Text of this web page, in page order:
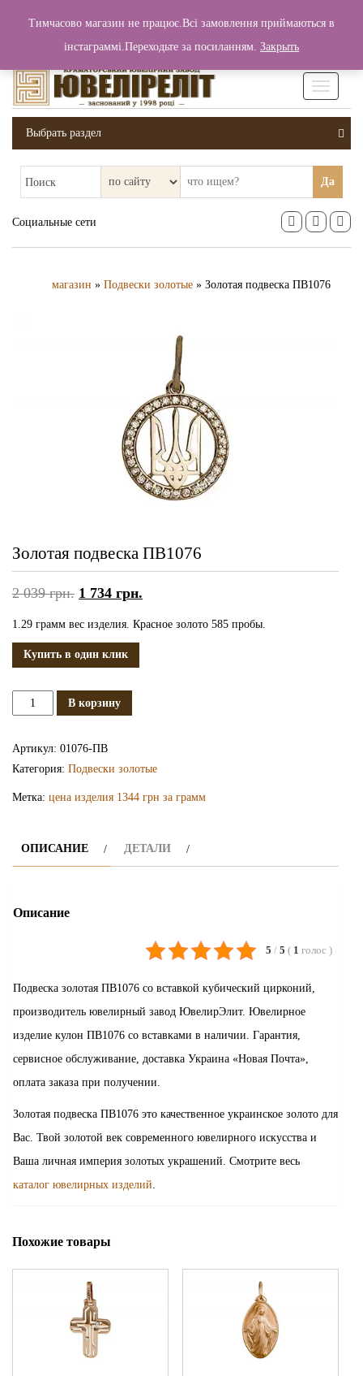
Вход / Регистрация 0 грн.
Выбрать раздел
Поиск Да
Социальные сети
магазин » Подвески золотые » Золотая подвеска ПВ1076
Золотая подвеска ПВ1076
2 039грн. 1 734 грн.
1.29 грамм вес изделия. Красное золото 585 пробы.
Купить в один клик
КоличествоВ корзину
Артикул: 01076-ПВ
Категория: Подвески золотые
Метка: цена изделия 1344 грн за грамм
ОПИСАНИЕ ДЕТАЛИ
Описание
5 / 5 ( 1 голос )
Подвеска золотая ПВ1076 со вставкой кубический цирконий,
производитель ювелирный завод ЮвелирЭлит. Ювелирное
изделие кулон ПВ1076 со вставками в наличии. Гарантия,
сервисное обслуживание, доставка Украина «Новая Почта»,
оплата заказа при получении.
Золотая подвеска ПВ1076 это качественное украинское золото для
Вас. Твой золотой век современного ювелирного искусства и
Ваша личная империя золотых украшений. Смотрите весь
каталог ювелирных изделий
Похожие товары
Тимчасово магазин не працює.Всі замовлення приймаються в
інстаграммі.Переходьте за посиланням. Закрыть